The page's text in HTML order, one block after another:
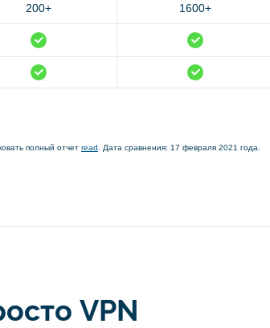
200+ 1600+
полный отчет read . Дата сравнения: 17 февраля 2021 года.
VPN